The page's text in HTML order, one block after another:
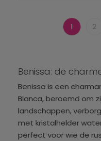
1 2
Benissa: de
Benissa is een
Blanca, beroemd om
landschappen,
met kristalhelder
perfect voor wie de